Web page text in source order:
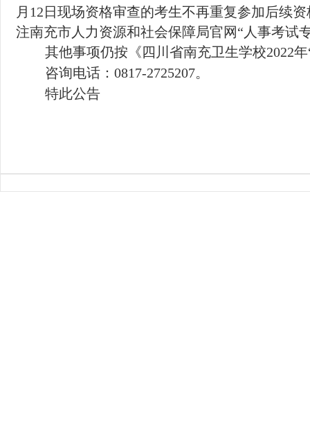
月12日现场资格审查的考生不再重复参加后续
注南充市人力资源和社会保障局官网“ 人事考试
其他事项仍按《四川省南充卫生学校2022
咨询电话： 0817-2725207。
特此公告